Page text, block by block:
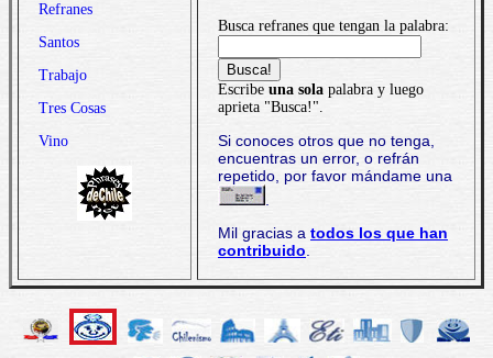
Refranes
Santos
Trabajo
Tres Cosas
Vino
Busca refranes que tengan la palabra:
Escribe una sola palabra y luego
aprieta "Busca!".
Si conoces otros que no tenga,
encuentras un error, o refrán
repetido, por favor mándame una
.
Mil gracias a todos los que han
contribuido.